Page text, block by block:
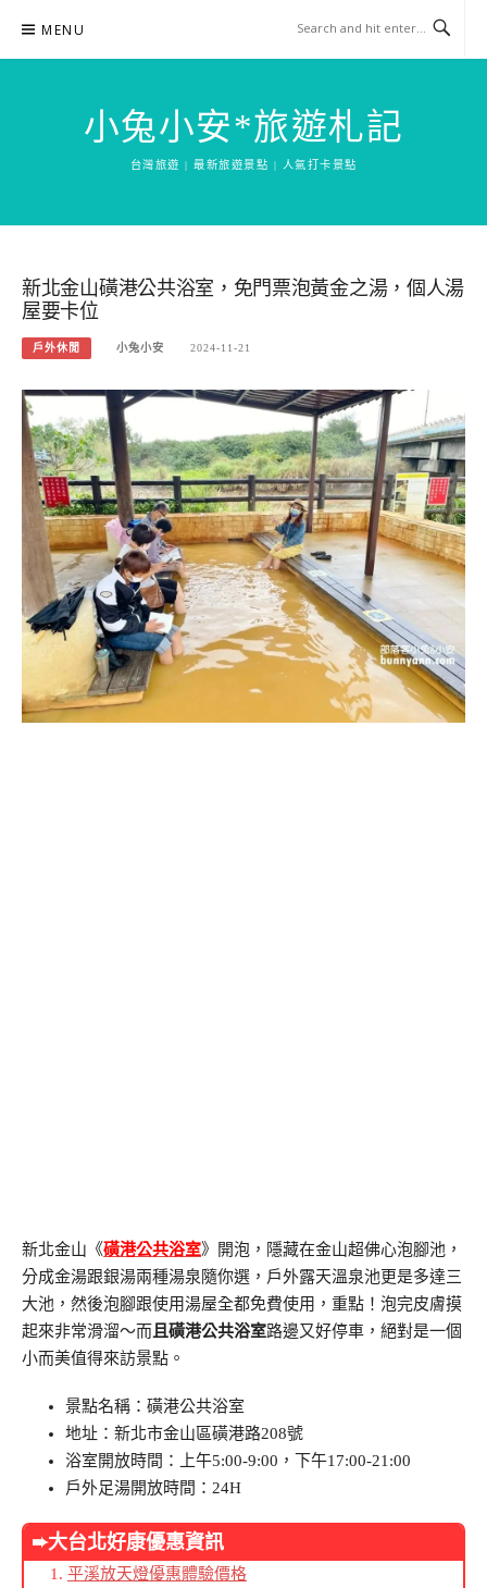
content
MENU
小兔小安*旅遊札記
台灣旅遊 | 最新旅遊景點 | 人氣打卡景點
新北金山磺港公共浴室，免門票泡黃金之湯，個人湯
屋要卡位
戶外休閒 小兔小安 2024-11-21
新北金山《磺港公共浴室》開泡，隱藏在金山超佛心泡腳池，
分成金湯跟銀湯兩種湯泉隨你選，戶外露天溫泉池更是多達三
大池，然後泡腳跟使用湯屋全都免費使用，重點！泡完皮膚摸
起來非常滑溜～而 且磺港公共浴室路邊又好停車，絕對是一個
小而美值得來訪景點。
景點名稱：磺港公共浴室
地址：新北市金山區磺港路208號
浴室開放時間：上午5:00-9:00，下午17:00-21:00
戶外足湯開放時間：24H
➨大台北好康優惠資訊
平溪放天燈優惠體驗價格